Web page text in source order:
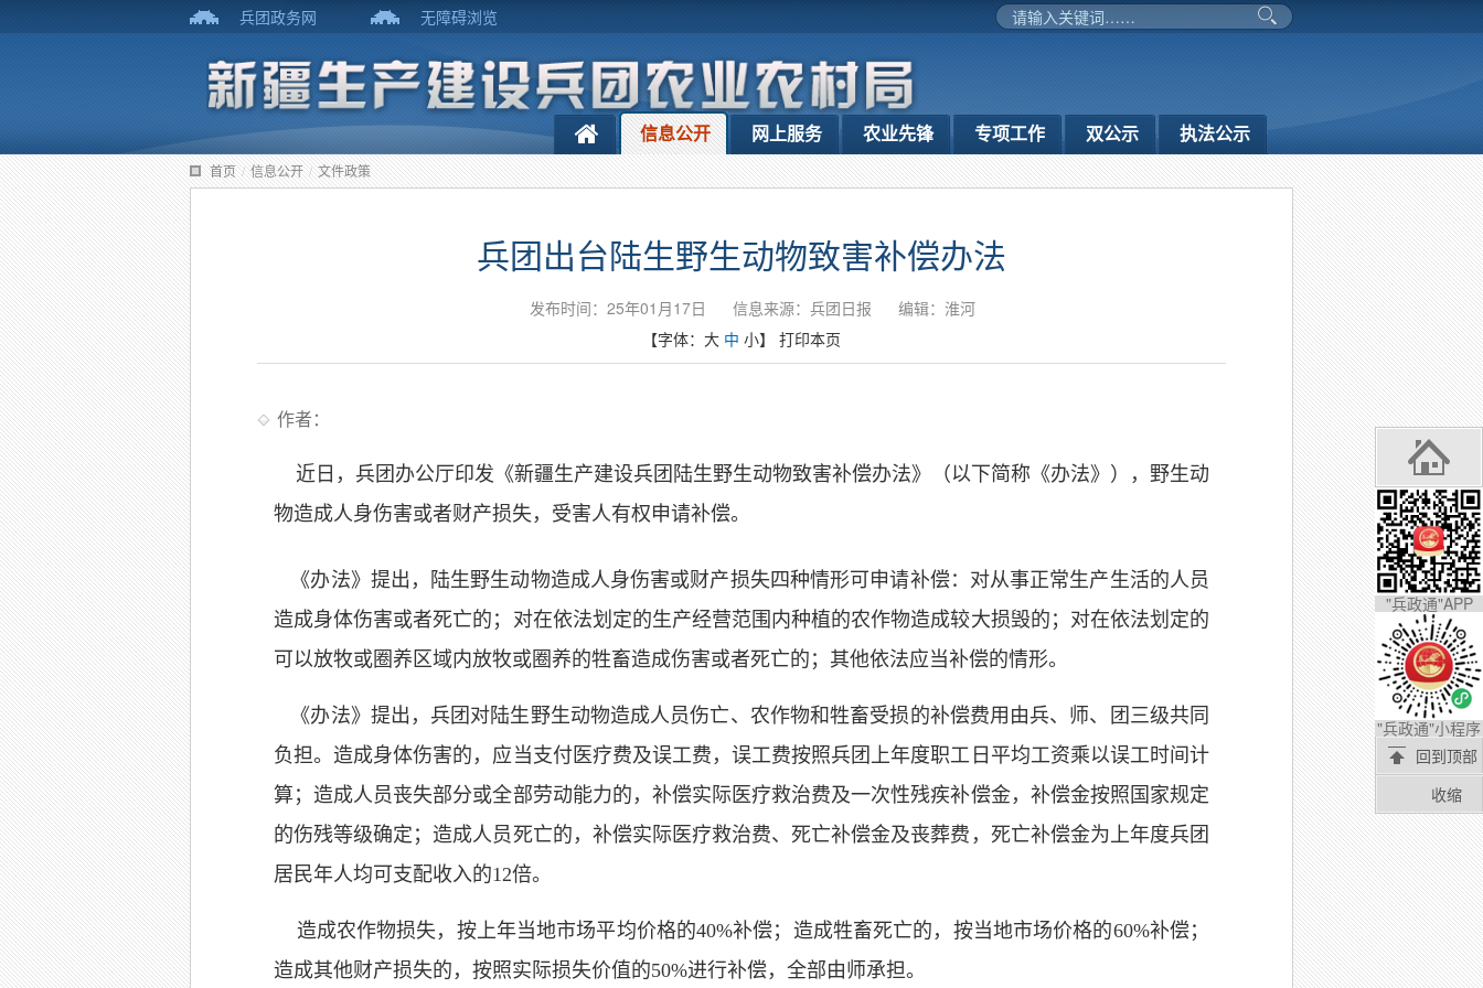
兵团政务网 无障碍浏览
信息公开 网上服务 农业先锋 专项工作 双公示 执法公示
首页 / 信息公开 / 文件政策
兵团出台陆生野生动物致害补偿办法
发布时间：25年01月17日 信息来源：兵团日报
编辑：淮河
【字体： 大 中 小】 打印本页
作者：
近日，兵团办公厅印发《新疆生产建设兵团陆生野生动物致害补偿办法》（以下简称《办法》），野生动
物造成人身伤害或者财产损失，受害人有权申请补偿。
《办法》提出，陆生野生动物造成人身伤害或财产损失四种情形可申请补偿：对从事正常生产生活的人员
造成身体伤害或者死亡的；对在依法划定的生产经营范围内种植的农作物造成较大损毁的；对在依法划定的
可以放牧或圈养区域内放牧或圈养的牲畜造成伤害或者死亡的；其他依法应当补偿的情形。
《办法》提出，兵团对陆生野生动物造成人员伤亡、农作物和牲畜受损的补偿费用由兵、师、团三级共同
负担。造成身体伤害的，应当支付医疗费及误工费，误工费按照兵团上年度职工日平均工资乘以误工时间计
算；造成人员丧失部分或全部劳动能力的，补偿实际医疗救治费及一次性残疾补偿金，补偿金按照国家规定
的伤残等级确定；造成人员死亡的，补偿实际医疗救治费、死亡补偿金及丧葬费，死亡补偿金为上年度兵团
居民年人均可支配收入的12倍。
造成农作物损失，按上年当地市场平均价格的40%补偿；造成牲畜死亡的，按当地市场价格的60%补偿；
造成其他财产损失的，按照实际损失价值的50%进行补偿，全部由师承担。
"兵政通"APP
"兵政通"小程序
回到顶部
收缩